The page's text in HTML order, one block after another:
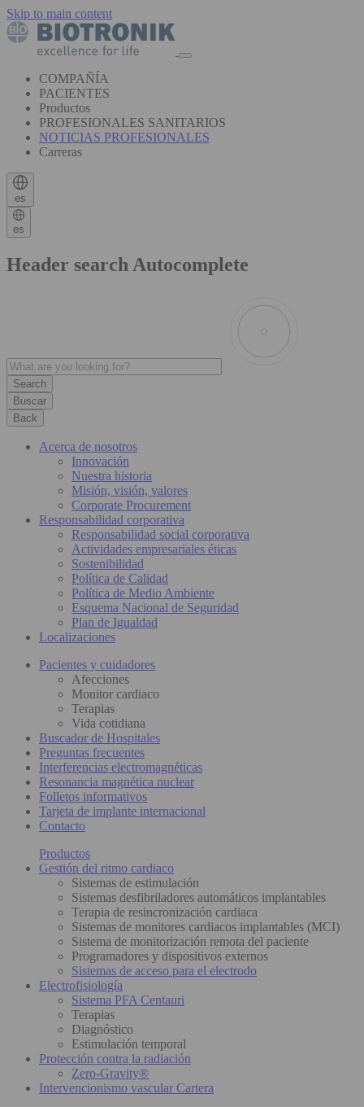
Skip to main content
COMPAÑÍA
PACIENTES
Productos
PROFESIONALES SANITARIOS
NOTICIAS PROFESIONALES
Carreras
es
es
Header search Autocomplete
Buscar
Back
Acerca de nosotros
Innovación
Nuestra historia
Misión, visión, valores
Corporate Procurement
Responsabilidad corporativa
Responsabilidad social corporativa
Actividades empresariales éticas
Sostenibilidad
Política de Calidad
Política de Medio Ambiente
Esquema Nacional de Seguridad
Plan de Igualdad
Localizaciones
Pacientes y cuidadores
Afecciones
Monitor cardiaco
Terapias
Vida cotidiana
Buscador de Hospitales
Preguntas frecuentes
Interferencias electromagnéticas
Resonancia magnética nuclear
Folletos informativos
Tarjeta de implante internacional
Contacto
Productos
Gestión del ritmo cardiaco
Sistemas de estimulación
Sistemas desfibriladores automáticos implantables
Terapia de resincronización cardiaca
Sistemas de monitores cardiacos implantables (MCI)
Sistema de monitorización remota del paciente
Programadores y dispositivos externos
Sistemas de acceso para el electrodo
Electrofisiología
Sistema PFA Centauri
Terapias
Diagnóstico
Estimulación temporal
Protección contra la radiación
Zero-Gravity®
Intervencionismo vascular Cartera